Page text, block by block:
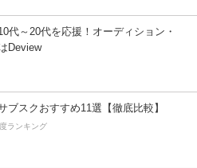
代～20代を応援！オーディション・
Deview
ブスクおすすめ11選【徹底比較】
ランキング